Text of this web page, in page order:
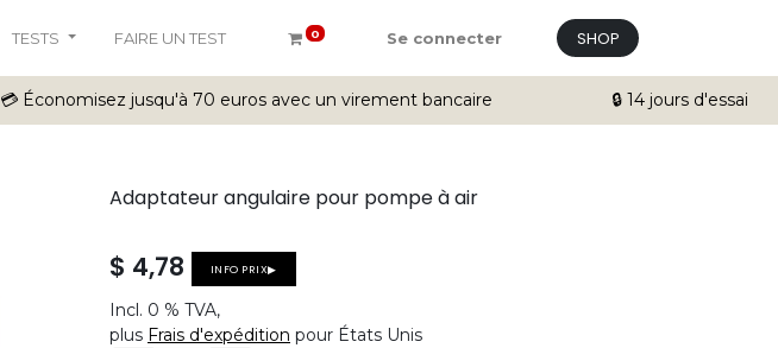
TESTS FAIRE UN TEST 0 Se connecter SHOP
💳 Économisez jusqu'à 70 euros avec un virement bancaire 🔒 14 jours d'essai
Adaptateur angulaire pour pompe à air
$ 4,78 INFO PRIX▶
Incl. 0 % TVA,
plus Frais d'expédition pour États Unis